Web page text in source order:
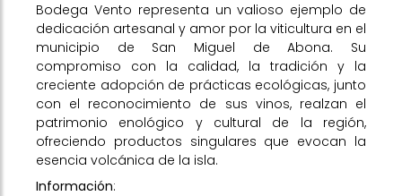
Bodega Vento representa un valioso ejemplo de
dedicación artesanal y amor por la viticultura en el
municipio de San Miguel de Abona. Su
compromiso con la calidad, la tradición y la
creciente adopción de prácticas ecológicas, junto
con el reconocimiento de sus vinos, realzan el
patrimonio enológico y cultural de la región,
ofreciendo productos singulares que evocan la
esencia volcánica de la isla.
Información: